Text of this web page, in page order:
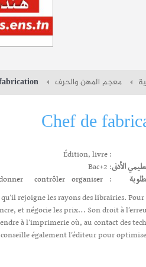
معجم المهن والحرف
Chef de
: Édition, livre
الأدنى: Bac+2
:
contrôler organiser.
rejoigne les rayons des librairies.
et négocie les prix… Son droit à
à l’imprimerie où, au contact des
également l’éditeur pour